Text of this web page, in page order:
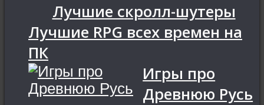
Лучшие скролл-шутеры
Лучшие RPG всех времен на
ПК
Игры про
Древнюю Русь